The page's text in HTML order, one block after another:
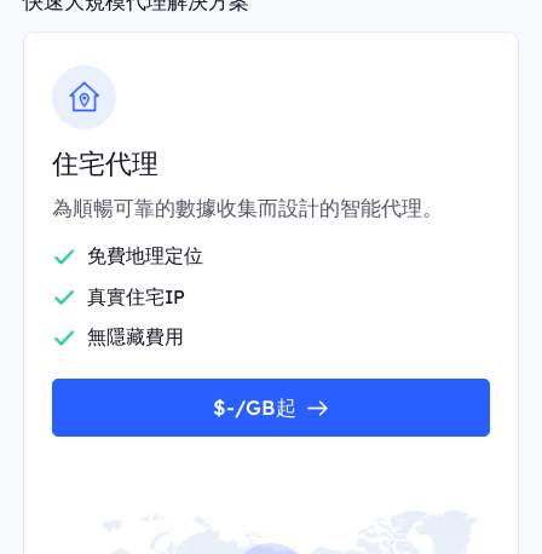
住宅代理
為順暢可靠的數據收集而設計的智能代理。
免費地理定位
真實住宅IP
無隱藏費用
$-/GB起